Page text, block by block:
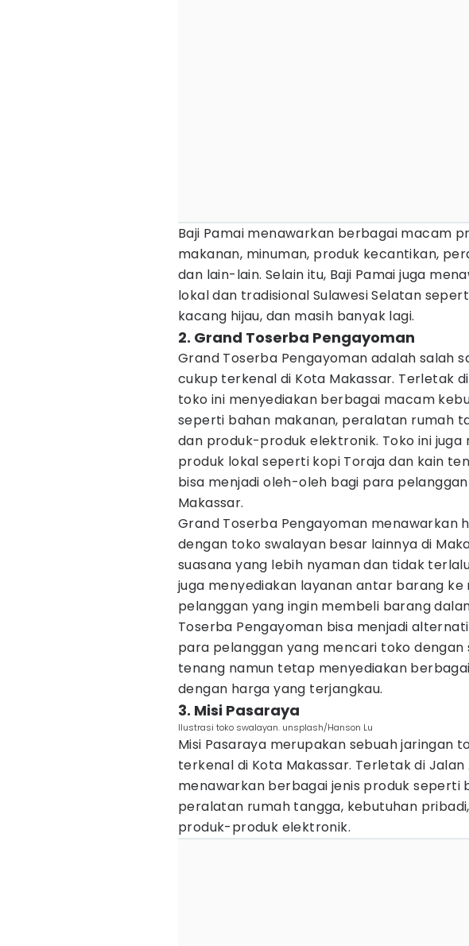
Baji Pamai menawarkan berbagai macam
makanan, minuman, produk kecantikan,
dan lain-lain. Selain itu, Baji Pamai juga
lokal dan tradisional Sulawesi Selatan
kacang hijau, dan masih banyak lagi.
2. Grand Toserba Pengayoman
Grand Toserba Pengayoman adalah salah
cukup terkenal di Kota Makassar. Terletak
toko ini menyediakan berbagai macam
seperti bahan makanan, peralatan rumah
dan produk-produk elektronik. Toko ini
produk lokal seperti kopi Toraja dan kain
bisa menjadi oleh-oleh bagi para
Makassar.
Grand Toserba Pengayoman menawarkan
dengan toko swalayan besar lainnya di
suasana yang lebih nyaman dan tidak
juga menyediakan layanan antar barang
pelanggan yang ingin membeli barang
Toserba Pengayoman bisa menjadi
para pelanggan yang mencari toko dengan
tenang namun tetap menyediakan
dengan harga yang terjangkau.
3. Misi Pasaraya
Ilustrasi toko swalayan. unsplash/Hanson Lu
Misi Pasaraya merupakan sebuah jaringan
terkenal di Kota Makassar. Terletak di Jalan
menawarkan berbagai jenis produk seperti
peralatan rumah tangga, kebutuhan
produk-produk elektronik.